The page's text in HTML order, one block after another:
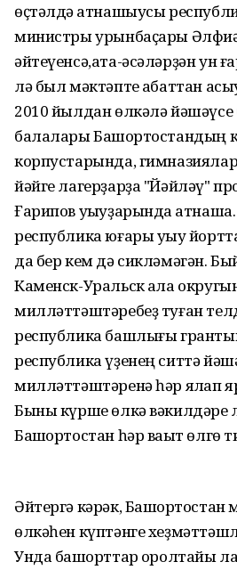
өҫтәлдә ҡатнашыусы
министры урынбаҫары
әйтеүенсә,ата-әсәләрҙән ун
лә был мәктәпте ҡабаттан
2010 йылдан өлкәлә йәшәүсе
балалары Башҡортостандың
корпустарында,
йәйге лагерҙарҙа "Йәйләү"
Ғарипов уҡыуҙарында
республика юғары уҡыу
да бер кем дә сикләмәгән.
Каменск-Уральск ҡала
милләттәштәребеҙ туған
республика башлығы грантын
республика үҙенең ситтә
милләттәштәренә һәр яҡлап
Быны күрше өлкә вәкилдәре
Башҡортостан һәр ваҡыт өлгө
Әйтергә кәрәк, Башҡортостан
өлкәһен күптәнге
Унда башҡорттар ҡоролтайы